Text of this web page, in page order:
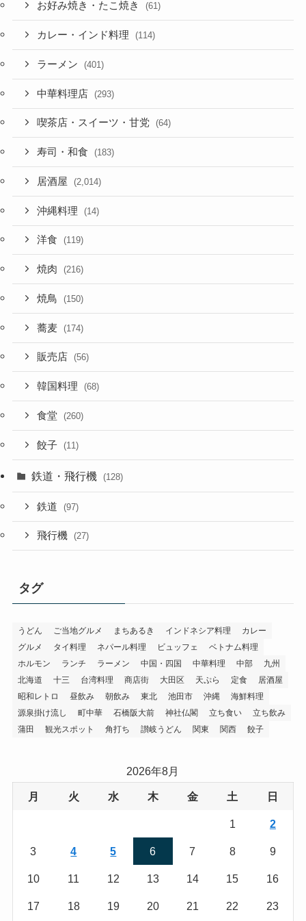
お好み焼き・たこ焼き (61)
カレー・インド料理 (114)
ラーメン (401)
中華料理店 (293)
喫茶店・スイーツ・甘党 (64)
寿司・和食 (183)
居酒屋 (2,014)
沖縄料理 (14)
洋食 (119)
焼肉 (216)
焼鳥 (150)
蕎麦 (174)
販売店 (56)
韓国料理 (68)
食堂 (260)
餃子 (11)
鉄道・飛行機 (128)
鉄道 (97)
飛行機 (27)
タグ
うどん ご当地グルメ まちあるき インドネシア料理
カレー
グルメ
タイ料理 ネパール料理 ビュッフェ
ベトナム料理
ホルモン
ランチ ラーメン 中国・四国 中華料理 中部
九州
北海道
十三 台湾料理 商店街 大田区 天ぷら 定食
居酒屋
昭和レトロ
昼飲み 朝飲み 東北 池田市 沖縄
海鮮料理
源泉掛け流し
町中華 石橋阪大前 神社仏閣 立ち食い
立ち飲み
蒲田
観光スポット 角打ち 讃岐うどん 関東 関西 餃子
2026年8月
月 火 水 木 金 土 日
1 2
3 4 5 6 7 8 9
10 11 12 13 14 15 16
17 18 19 20 21 22 23